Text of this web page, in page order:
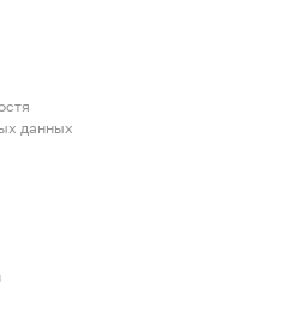
данных